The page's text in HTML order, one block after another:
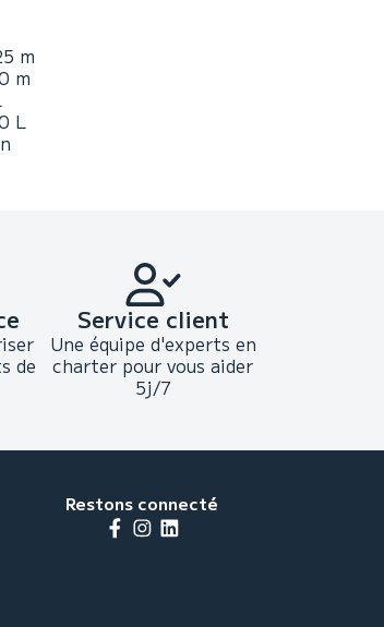
m
m
L
de
Service client
Une équipe d'experts en
charter pour vous aider
5j/7
Restons connecté